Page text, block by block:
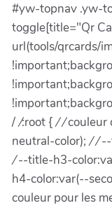
#yw-topnav .yw-
toggle[title="Qr
url(tools/qrcards/
//:root {/ /couleur
neutral-color);/ /--
/--title-h3-
h4-color:var(--
couleur pour les